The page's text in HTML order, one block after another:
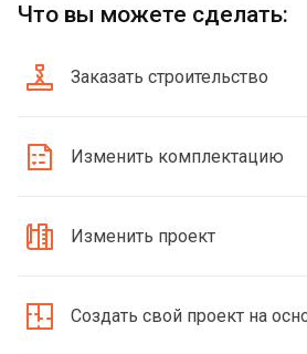
Что вы можете сделать:
Заказать строительство
Изменить комплектацию
Изменить проект
Создать свой проект на